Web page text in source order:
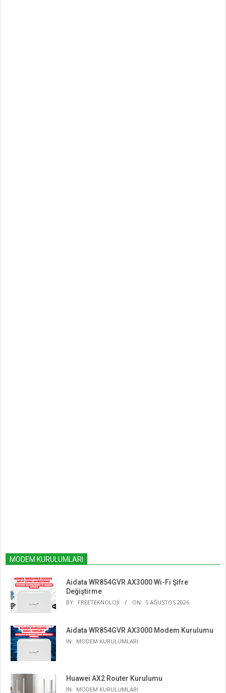
MODEM KURULUMLARI
Aidata WR854GVR AX3000 Wi-Fi Şifre
Değiştirme
BY: FREETEKNOLOJI ON: 5 AĞUSTOS 2026
Aidata WR854GVR AX3000 Modem Kurulumu
IN: MODEM KURULUMLARI
Huawei AX2 Router Kurulumu
IN: MODEM KURULUMLARI